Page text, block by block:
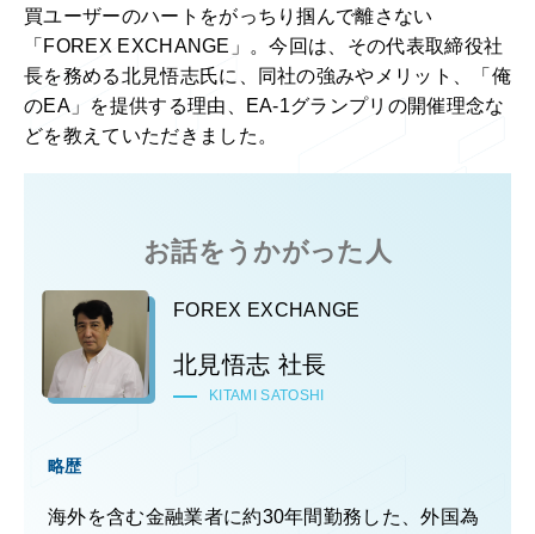
買ユーザーのハートをがっちり掴んで離さない
「FOREX EXCHANGE」。今回は、その代表取締役社
長を務める北見悟志氏に、同社の強みやメリット、「俺
のEA」を提供する理由、EA-1グランプリの開催理念な
どを教えていただきました。
お話をうかがった人
FOREX EXCHANGE
北見悟志 社長
KITAMI SATOSHI
略歴
海外を含む金融業者に約30年間勤務した、外国為